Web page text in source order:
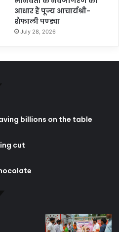
आधार हैं पूज्य आचार्यश्री-
शैफाली पण्ड्या
July 28, 2026
billions on the table
cut